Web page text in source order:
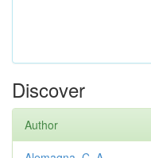
Discover
Author